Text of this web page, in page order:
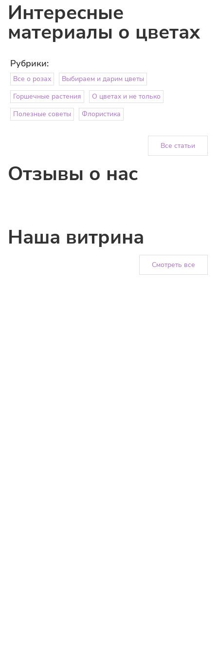
искренними чувствами. Букет из пионов часто выбирают,
когда хотят выразить нежность, внимание и особое
отношение к получателю.
Интересные
материалы о цветах
Рубрики:
Все о розах
Выбираем и дарим цветы
Горшечные растения
О цветах и не только
Полезные советы
Флористика
Все статьи
Отзывы о нас
Наша витрина
Смотреть все